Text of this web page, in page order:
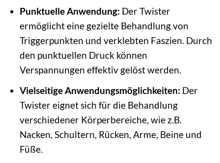
Punktuelle Anwendung: Der Twister
ermöglicht eine gezielte Behandlung von
Triggerpunkten und verklebten Faszien. Durch
den punktuellen Druck können
Verspannungen effektiv gelöst werden.
Vielseitige Anwendungsmöglichkeiten: Der
Twister eignet sich für die Behandlung
verschiedener Körperbereiche, wie z.B.
Nacken, Schultern, Rücken, Arme, Beine und
Füße.